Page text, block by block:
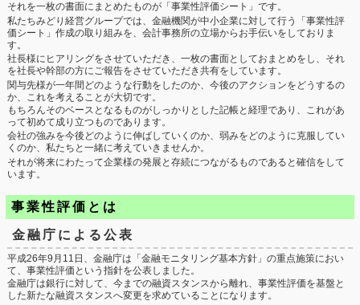
それを一枚の書面にまとめたものが「事業性評価シート」です。
私たちみどり経営グループでは、金融機関が中小企業に対して行う「事業性評
価シート」作成の取り組みを、会計事務所の立場からお手伝いをしておりま
す。
社長様にヒアリングをさせていただき、一枚の書面としておまとめをし、それ
を社長や幹部の方にご報告をさせていただき共有をしています。
関与先様が一年間どのような行動をしたのか、今後のアクションをどうするの
か、これを考えることが大切です。
もちろんそのベースとなるものがしっかりとした記帳と経理であり、これがあ
って初めて成り立つものであります。
会社の強みを今後どのように伸ばしていくのか、弱みをどのように克服してい
くのか、私たちと一緒に考えていきませんか。
それが将来にわたって企業様の発展と存続につながるものであると確信をして
います。
事業性評価とは
金融庁による公表
平成26年9月11日、金融庁は「金融モニタリング基本方針」の重点施策におい
て、事業性評価という指針を公表しました。
金融庁は銀行に対して、今までの融資スタンスから離れ、事業性評価を基盤と
した新たな融資スタンスへ変更を求めていることになります。